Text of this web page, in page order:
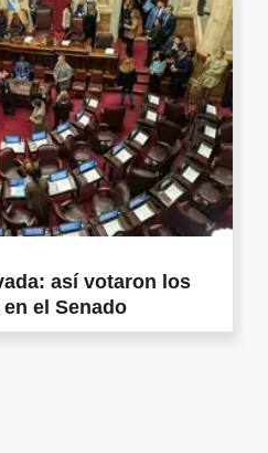
así votaron los
el Senado